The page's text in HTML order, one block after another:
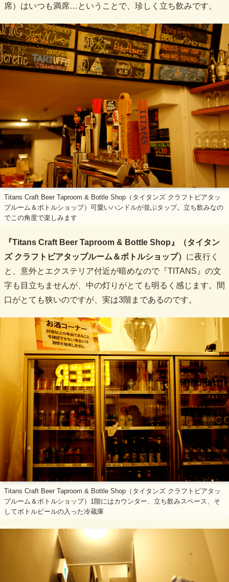
席）はいつも満席…ということで、珍しく立ち飲みです。
Titans Craft Beer Taproom & Bottle Shop（タイタンズ クラフトビアタッ
プルーム＆ボトルショップ）可愛いハンドルが並ぶタップ。立ち飲みなの
でこの角度で楽しみます
『Titans Craft Beer Taproom & Bottle Shop』（タイタン
ズ クラフトビアタップルーム＆ボトルショップ） に夜行く
と、意外とエクステリア付近が暗めなので『TITANS』の文
字も目立ちませんが、中の灯りがとても明るく感じます。間
口がとても狭いのですが、実は3階まであるのです。
Titans Craft Beer Taproom & Bottle Shop（タイタンズ クラフトビアタッ
プルーム＆ボトルショップ）1階にはカウンター、立ち飲みスペース、そ
してボトルビールの入った冷蔵庫